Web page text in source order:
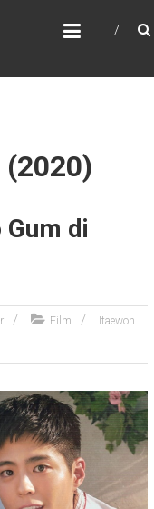
(2020)
di
Film Itaewon